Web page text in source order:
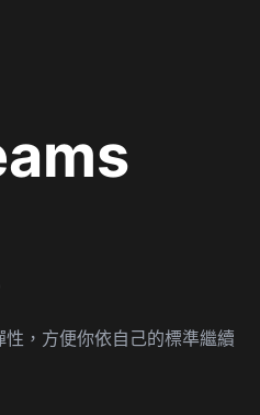
，方便你依自己的標準繼續